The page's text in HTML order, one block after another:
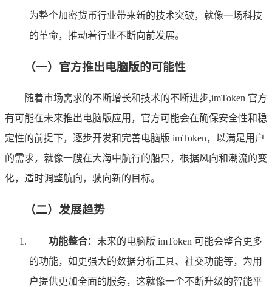
为整个加密货币行业带来新的技术突破，就像一场科技
的革命，推动着行业不断向前发展。
（一）官方推出电脑版的可能性
随着市场需求的不断增长和技术的不断进步,imToken 官方
有可能在未来推出电脑版应用，官方可能会在确保安全性和稳
定性的前提下，逐步开发和完善电脑版 imToken，以满足用户
的需求，就像一艘在大海中航行的船只，根据风向和潮流的变
化，适时调整航向，驶向新的目标。
（二）发展趋势
功能整合：未来的电脑版 imToken 可能会整合更多
的功能，如更强大的数据分析工具、社交功能等，为用
户提供更加全面的服务，这就像一个不断升级的智能平